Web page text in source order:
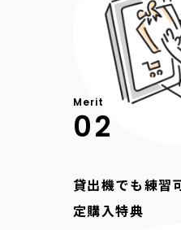
貸出機でも練習
定購入特典
Merit
02